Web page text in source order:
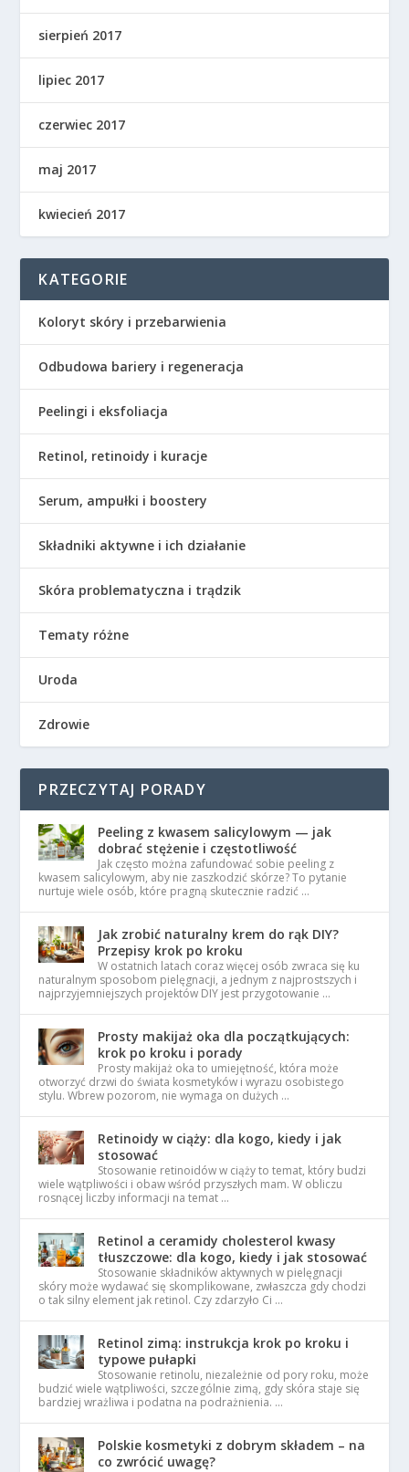
sierpień 2017
lipiec 2017
czerwiec 2017
maj 2017
kwiecień 2017
KATEGORIE
Koloryt skóry i przebarwienia
Odbudowa bariery i regeneracja
Peelingi i eksfoliacja
Retinol, retinoidy i kuracje
Serum, ampułki i boostery
Składniki aktywne i ich działanie
Skóra problematyczna i trądzik
Tematy różne
Uroda
Zdrowie
PRZECZYTAJ PORADY
Peeling z kwasem salicylowym — jak
dobrać stężenie i częstotliwość
Jak często można zafundować sobie peeling z
kwasem salicylowym, aby nie zaszkodzić skórze? To pytanie
nurtuje wiele osób, które pragną skutecznie radzić …
Jak zrobić naturalny krem do rąk DIY?
Przepisy krok po kroku
W ostatnich latach coraz więcej osób zwraca się ku
naturalnym sposobom pielęgnacji, a jednym z najprostszych i
najprzyjemniejszych projektów DIY jest przygotowanie …
Prosty makijaż oka dla początkujących:
krok po kroku i porady
Prosty makijaż oka to umiejętność, która może
otworzyć drzwi do świata kosmetyków i wyrazu osobistego
stylu. Wbrew pozorom, nie wymaga on dużych …
Retinoidy w ciąży: dla kogo, kiedy i jak
stosować
Stosowanie retinoidów w ciąży to temat, który budzi
wiele wątpliwości i obaw wśród przyszłych mam. W obliczu
rosnącej liczby informacji na temat …
Retinol a ceramidy cholesterol kwasy
tłuszczowe: dla kogo, kiedy i jak stosować
Stosowanie składników aktywnych w pielęgnacji
skóry może wydawać się skomplikowane, zwłaszcza gdy chodzi
o tak silny element jak retinol. Czy zdarzyło Ci …
Retinol zimą: instrukcja krok po kroku i
typowe pułapki
Stosowanie retinolu, niezależnie od pory roku, może
budzić wiele wątpliwości, szczególnie zimą, gdy skóra staje się
bardziej wrażliwa i podatna na podrażnienia. …
Polskie kosmetyki z dobrym składem – na
co zwrócić uwagę?